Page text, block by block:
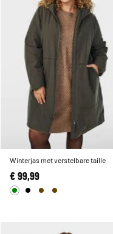
Winterjas met verstelbare taille
€ 99,99